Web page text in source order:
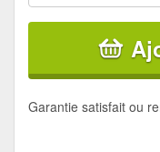
Garantie satisfait ou